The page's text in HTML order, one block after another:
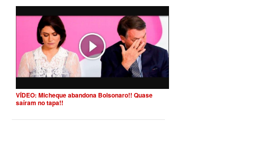
VÍDEO: Micheque abandona Bolsonaro!! Quase
saíram no tapa!!